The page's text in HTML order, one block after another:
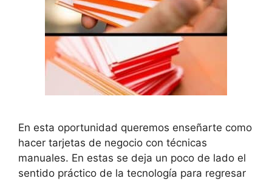
En esta oportunidad queremos enseñarte como
hacer tarjetas de negocio con técnicas
manuales. En estas se deja un poco de lado el
sentido práctico de la tecnología para regresar